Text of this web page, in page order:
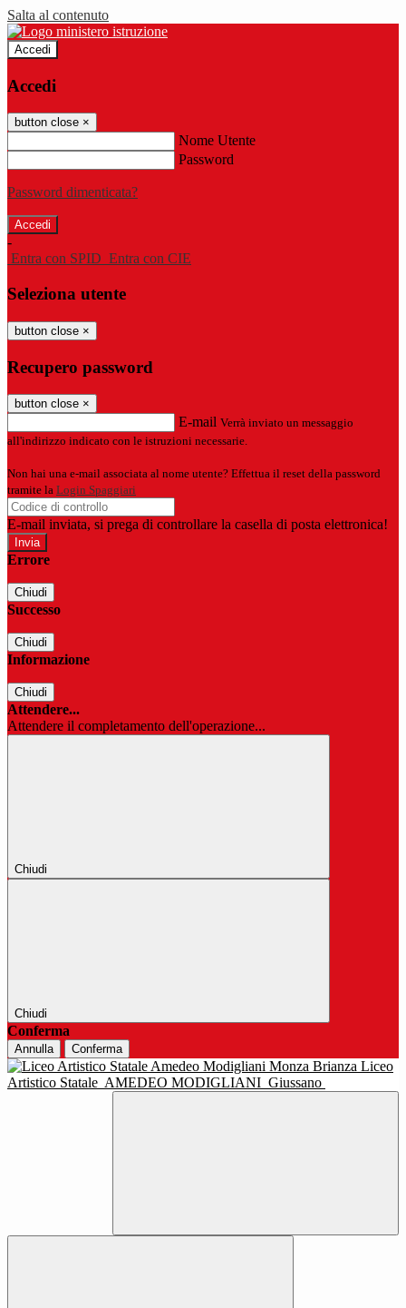
Salta al contenuto
Accedi
Accedi
button close ×
Nome Utente
Password
Password dimenticata?
-
Entra con SPID Entra con CIE
Seleziona utente
button close ×
Recupero password
button close ×
E-mail Verrà inviato un messaggio
all'indirizzo indicato con le istruzioni necessarie.
Non hai una e-mail associata al nome utente? Effettua il reset della password
tramite la Login Spaggiari
E-mail inviata, si prega di controllare la casella di posta elettronica!
Errore
Chiudi
Successo
Chiudi
Informazione
Chiudi
Attendere...
Attendere il completamento dell'operazione...
Chiudi
Chiudi
Conferma
Annulla Conferma
Liceo
Artistico Statale AMEDEO MODIGLIANI Giussano